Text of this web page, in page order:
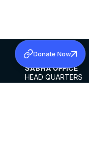
SABHA OFFICE
HEAD QUARTERS
Donate Now